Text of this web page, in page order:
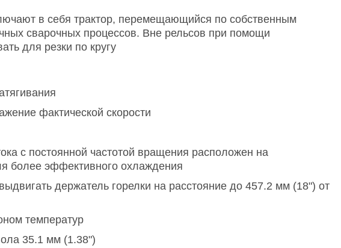
в себя трактор, перемещающийся по собственным
сварочных процессов. Вне рельсов при помощи
для резки по кругу
фактической скорости
с постоянной частотой вращения расположен на
более эффективного охлаждения
держатель горелки на расстояние до 457.2 мм (18") от
температур
35.1 мм (1.38")